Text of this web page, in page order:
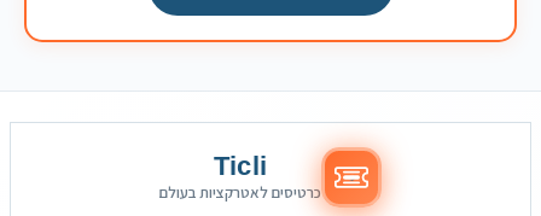
Ticli
כרטיסים לאטרקציות בעולם